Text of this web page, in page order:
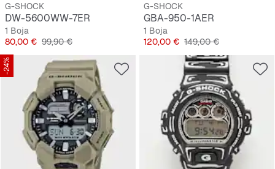
G-SHOCK
DW-5600WW-7ER
1 Boja
Cijena
80,00 € Originalna cijena
99,90 €
G-SHOCK
GBA-950-1AER
1 Boja
Cijena
120,00 € Originalna cijena
149,00 €
-24%